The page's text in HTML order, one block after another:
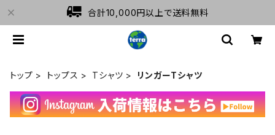
合計10,000円以上で送料無料
トップ トップス Tシャツ リンガーTシャツ